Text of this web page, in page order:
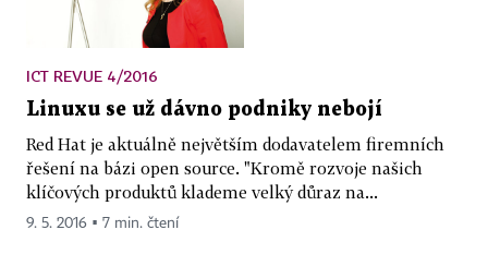
ICT REVUE 4/2016
Linuxu se už dávno podniky nebojí
Red Hat je aktuálně největším dodavatelem firemních
řešení na bázi open source. "Kromě rozvoje našich
klíčových produktů klademe velký důraz na...
9. 5. 2016 ▪ 7 min. čtení